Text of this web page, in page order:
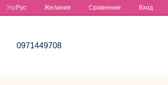
Укр Рус Желания Сравнение Вход
0971449708